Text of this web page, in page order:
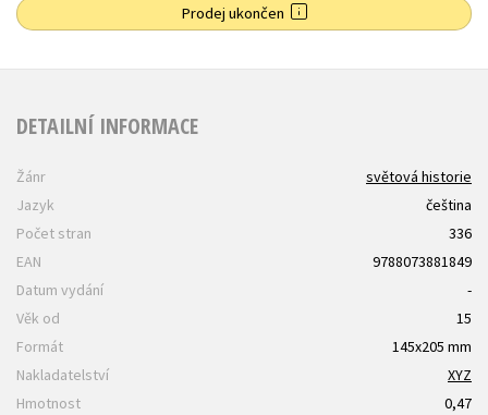
Prodej ukončen
DETAILNÍ INFORMACE
Žánr
světová historie
Jazyk
čeština
Počet stran
336
EAN
9788073881849
Datum vydání
-
Věk od
15
Formát
145x205 mm
Nakladatelství
XYZ
Hmotnost
0,47